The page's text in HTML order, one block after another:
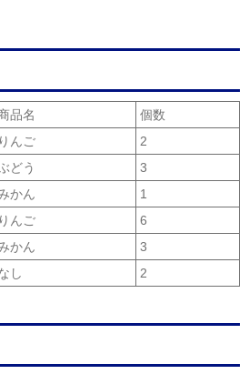
品名
個数
りんご
2
どう
3
かん
1
りんご
6
かん
3
し 2